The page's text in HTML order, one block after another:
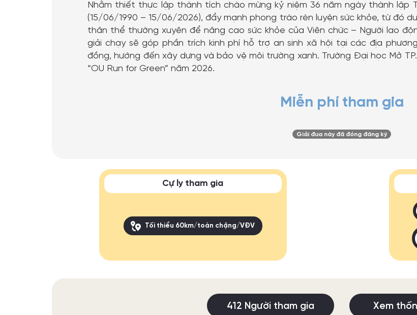
Nhằm thiết thực lập thành tích chào mừng kỷ niệm 36 năm ngày thành lập
(15/06/1990 – 15/06/2026), đẩy mạnh phong trào rèn luyện sức khỏe, từ đó
thân thể thường xuyên để nâng cao sức khỏe của Viên chức – Người lao
giải chạy sẽ góp phần trích kinh phí hỗ trợ an sinh xã hội tại các địa
đồng, hướng đến xây dựng và bảo vệ môi trường xanh. Trường Đại học Mở
“OU Run for Green” năm 2026.
Miễn phí tham gia
Giải đua này đã đóng đăng ký
Cự ly tham gia
Tối thiểu 60km/toàn chặng/VĐV
412 Người tham gia Xem